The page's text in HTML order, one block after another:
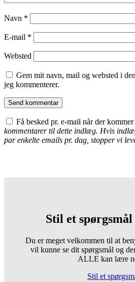
Navn *
E-mail *
Websted
Gem mit navn, mail og websted i
jeg kommenterer.
Få besked pr. e-mail når der kommer
kommentarer til dette indlæg. Hvis
par enkelte emails pr. dag, stopper vi
Stil et
Du er meget velkommen til at
vil kunne se dit spørgsmål og
ALLE kan lære
Stil et